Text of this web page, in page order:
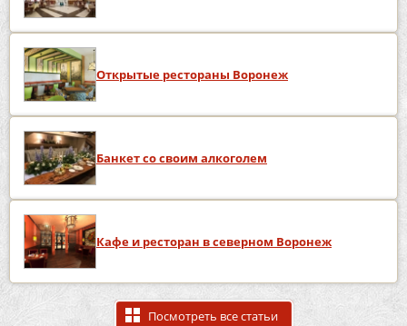
Открытые рестораны Воронеж
Банкет со своим алкоголем
Кафе и ресторан в северном Воронеж
Посмотреть все статьи